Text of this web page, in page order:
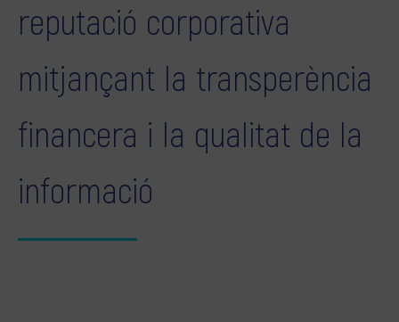
reputació corporativa
mitjançant la transperència
financera i la qualitat de la
informació